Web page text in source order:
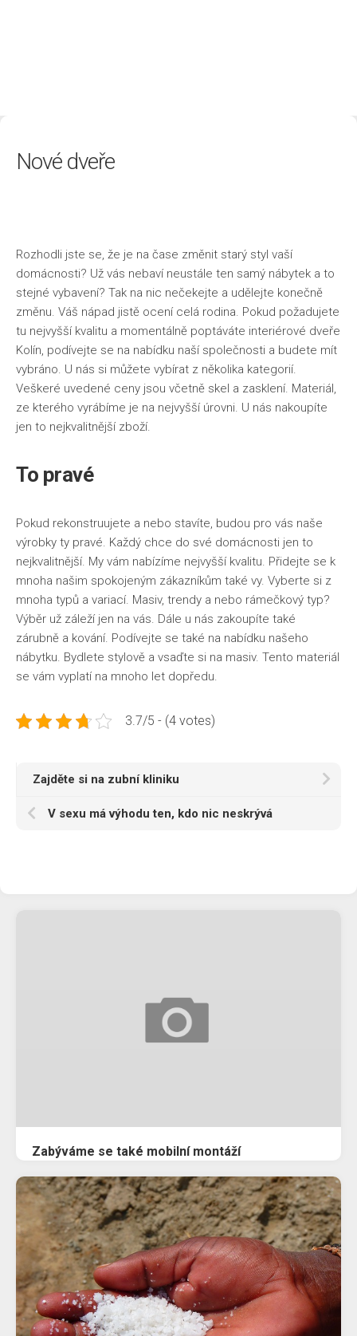
Nové dveře
Rozhodli jste se, že je na čase změnit starý styl vaší
domácnosti? Už vás nebaví neustále ten samý nábytek a to
stejné vybavení? Tak na nic nečekejte a udělejte konečně
změnu. Váš nápad jistě ocení celá rodina. Pokud požadujete
tu nejvyšší kvalitu a momentálně poptáváte interiérové dveře
Kolín, podívejte se na nabídku naší společnosti a budete mít
vybráno. U nás si můžete vybírat z několika kategorií.
Veškeré uvedené ceny jsou včetně skel a zasklení. Materiál,
ze kterého vyrábíme je na nejvyšší úrovni. U nás nakoupíte
jen to nejkvalitnější zboží.
To pravé
Pokud rekonstruujete a nebo stavíte, budou pro vás naše
výrobky ty pravé. Každý chce do své domácnosti jen to
nejkvalitnější. My vám nabízíme nejvyšší kvalitu. Přidejte se k
mnoha našim spokojeným zákazníkům také vy. Vyberte si z
mnoha typů a variací. Masiv, trendy a nebo rámečkový typ?
Výběr už záleží jen na vás. Dále u nás zakoupíte také
zárubně a kování. Podívejte se také na nabídku našeho
nábytku. Bydlete stylově a vsaďte si na masiv. Tento materiál
se vám vyplatí na mnoho let dopředu.
3.7/5 - (4 votes)
Zajděte si na zubní kliniku
V sexu má výhodu ten, kdo nic neskrývá
Zabýváme se také mobilní montáží